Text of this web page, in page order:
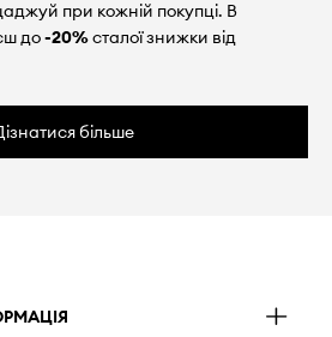
при кожній покупці. В
до-20%сталої знижки від
більше